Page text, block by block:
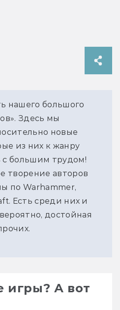
нашего большого
Здесь мы
новые
из них к жанру
большим трудом!
творение авторов
по Warhammer,
Есть среди них и
достойная
игры? А вот